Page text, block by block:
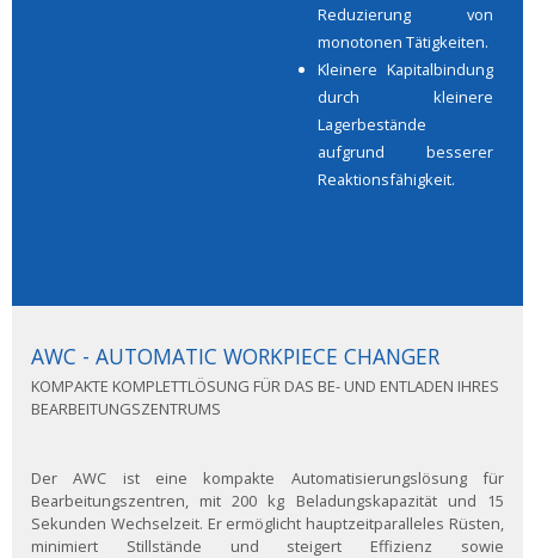
Reduzierung von
monotonen Tätigkeiten.
Kleinere Kapitalbindung
durch kleinere
Lagerbestände
aufgrund besserer
Reaktionsfähigkeit.
AWC - AUTOMATIC WORKPIECE CHANGER
KOMPAKTE KOMPLETTLÖSUNG FÜR DAS BE- UND ENTLADEN IHRES
BEARBEITUNGSZENTRUMS
Der AWC ist eine kompakte Automatisierungslösung für
Bearbeitungszentren, mit 200 kg Beladungskapazität und 15
Sekunden Wechselzeit. Er ermöglicht hauptzeitparalleles Rüsten,
minimiert Stillstände und steigert Effizienz sowie